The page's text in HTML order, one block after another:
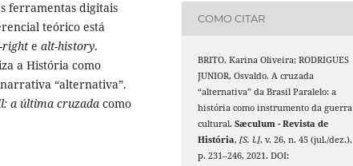
ferramentas digitais
teórico está
right e alt-history.
a História como
“alternativa”.
a última cruzada como
COMO CITAR
BRITO, Karina Oliveira; RODRIGUES
JUNIOR, Osvaldo. A cruzada
“alternativa” da Brasil Paralelo: a
história como instrumento da guerra
cultural.Sæculum - Revista de
História,[S. l.], v. 26, n. 45 (jul./dez.),
p. 231–246, 2021. DOI: